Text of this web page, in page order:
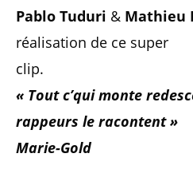
Pablo Tuduri & Mathieu
réalisation de ce super
clip.
« Tout c’qui monte
rappeurs le racontent »
Marie-Gold